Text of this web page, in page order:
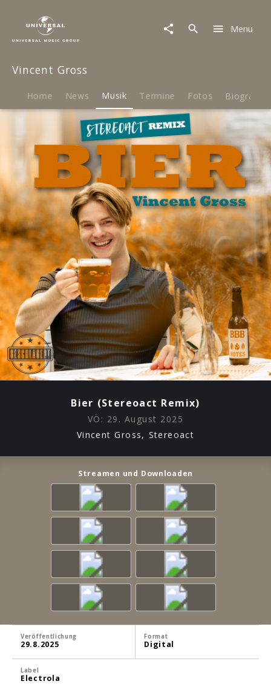
Musik
Bier
Remix)
Menu
Vincent Gross
Home News Musik Termine Fotos Biografie
Bier (Stereoact Remix)
VÖ: 29. August 2025
Vincent Gross, Stereoact
Streamen und Downloaden
Veröffentlichung
29.8.2025
Format
Digital
Label
Electrola